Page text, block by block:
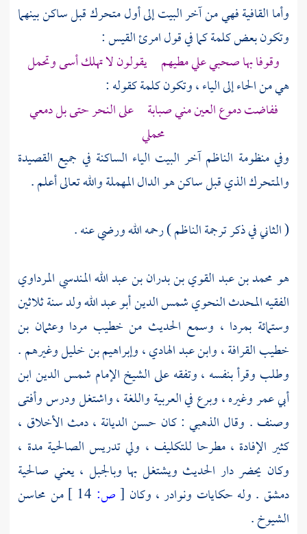
وأما القافية فهي من آخر البيت إلى أول متحرك قبل ساكن بينهما
وتكون بعض كلمة كما في قولامرئ القيس:
وقوفا بها صحبي علي مطيهم يقولون لا تهلك أسى وتحمل
هي من الحاء إلى الياء ، وتكون كلمة كقوله :
ففاضت دموع العين مني صبابة على النحر حتى بل دمعي
محملي
وفي منظومة الناظمآخر البيت الياء الساكنة في جميع القصيدة
والمتحرك الذي قبل ساكن هو الدال المهملة والله تعالى أعلم .
( الثاني في ذكر ترجمةالناظم) رحمه الله ورضي عنه .
هومحمد بن عبد القوي بن بدران بن عبد الله المندسي المرداوي
الفقيه المحدث النحوي شمس الدين أبو عبد الله ولد سنة ثلاثين
وستمائة بمردا ، وسمع الحديث من خطيب مردا وعثمان بن
خطيب القرافة،وابن عبد الهادي،وإبراهيم بن خليلوغيرهم .
وطلب وقرأ بنفسه ، وتفقه على الشيخ الإمام شمس الدينابن
أبي عمروغيره ، وبرع في العربية واللغة ، واشتغل ودرس وأفتى
وصنف . وقال الذهبي : كان حسن الديانة ، دمث الأخلاق ،
كثير الإفادة ، مطرحا للتكليف ، ولي تدريس الصالحيةمدة ،
وكان يحضر دار الحديث ويشتغل بها وبالجبل ، يعني صالحية
دمشق . وله حكايات ونوادر ، وكان [ص:
من محاسن
الشيوخ .